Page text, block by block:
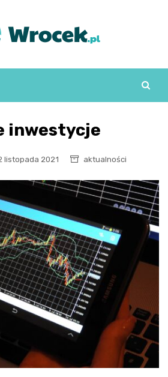
inwestycje
listopada 2021 aktualności